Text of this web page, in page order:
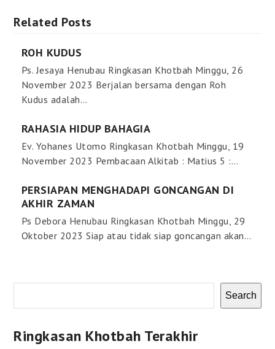
Related Posts
ROH KUDUS
Ps. Jesaya Henubau Ringkasan Khotbah Minggu, 26
November 2023 Berjalan bersama dengan Roh
Kudus adalah…
RAHASIA HIDUP BAHAGIA
Ev. Yohanes Utomo Ringkasan Khotbah Minggu, 19
November 2023 Pembacaan Alkitab : Matius 5 :…
PERSIAPAN MENGHADAPI GONCANGAN DI
AKHIR ZAMAN
Ps Debora Henubau Ringkasan Khotbah Minggu, 29
Oktober 2023 Siap atau tidak siap goncangan akan…
Search
Ringkasan Khotbah Terakhir